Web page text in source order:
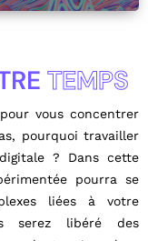
TEMPS
vous concentrer
pourquoi travailler
? Dans cette
pourra se
liées à votre
serez libéré des